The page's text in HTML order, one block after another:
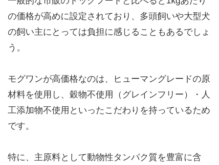
の価格が高めに設定されており、多頭飼いや大型犬
の飼い主にとっては負担に感じることもあるでしょ
う。
モグワンが高価格なのは、ヒューマングレードの原
材料を使用し、穀物不使用（グレインフリー）・人
工添加物不使用といったこだわりを持っているため
です。
特に、主原料として動物性タンパク質を豊富に含